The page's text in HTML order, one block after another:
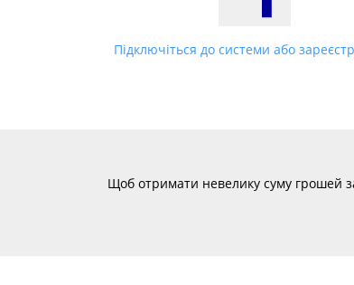
Підключіться до системи або
Щоб отримати невелику суму грошей